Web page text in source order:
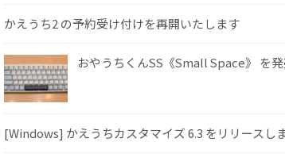
かえうち2 の予約受け付けを再開いたします
おやうちくんSS《Small Space》 を発
[Windows] かえうちカスタマイズ 6.3 をリリースし